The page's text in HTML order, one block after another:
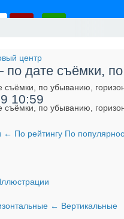
по убыванию,
по убыванию,
дате съёмки,
10:59
← По рейтингу По
← Вертикальные